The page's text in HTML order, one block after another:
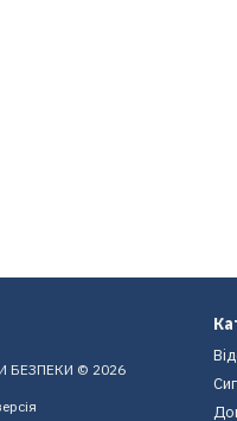
БЕЗПЕКИ © 2026